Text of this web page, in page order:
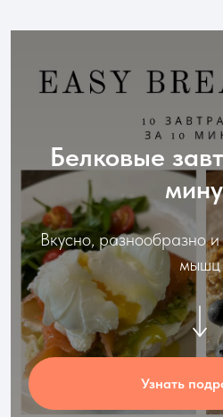
Белковые
Вкусно, разнообразно
мышц
Узнать